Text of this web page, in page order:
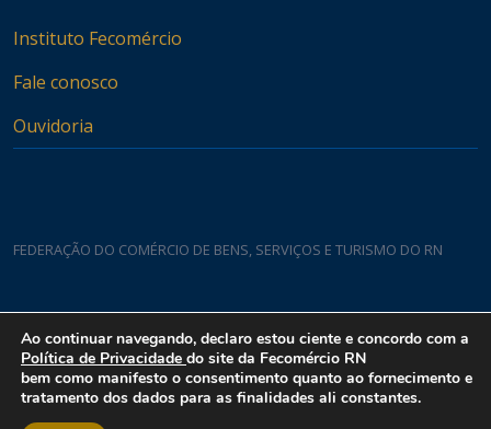
Instituto Fecomércio
Fale conosco
Ouvidoria
FEDERAÇÃO DO COMÉRCIO DE BENS, SERVIÇOS E TURISMO DO RN
Rua Padre João Damasceno, 1935 - Lagoa Nova CEP 59075-760
Ao continuar navegando, declaro estou ciente e concordo com a
Política de Privacidade do site da Fecomércio RN
bem como manifesto o consentimento quanto ao fornecimento e
tratamento dos dados para as finalidades ali constantes.